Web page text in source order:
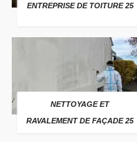
ENTREPRISE DE TOITURE 25
NETTOYAGE ET
RAVALEMENT DE FAÇADE 25